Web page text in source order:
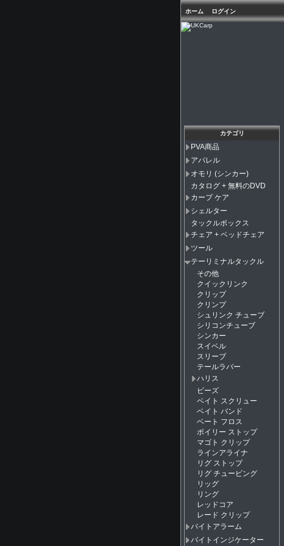
ホーム ログイン
カテゴリ
PVA商品
アパレル
オモリ (シンカー)
カタログ + 無料のDVD
カープ ケア
シェルター
タックルボックス
チェア + ベッドチェア
ツール
テーリミナルタックル
その他
クイックリンク
クリップ
クリンプ
シュリンク チューブ
シリコンチューブ
シンカー
スイベル
スリーブ
テールラバー
ハリス
ビーズ
ベイト スクリュー
ベイト バンド
ベート フロス
ボイリー ストップ
マゴト クリップ
ラインアライナ
リグ ストップ
リグ チュービング
リッグ
リング
レッドコア
レード クリップ
バイトアラーム
バイトインジケーター